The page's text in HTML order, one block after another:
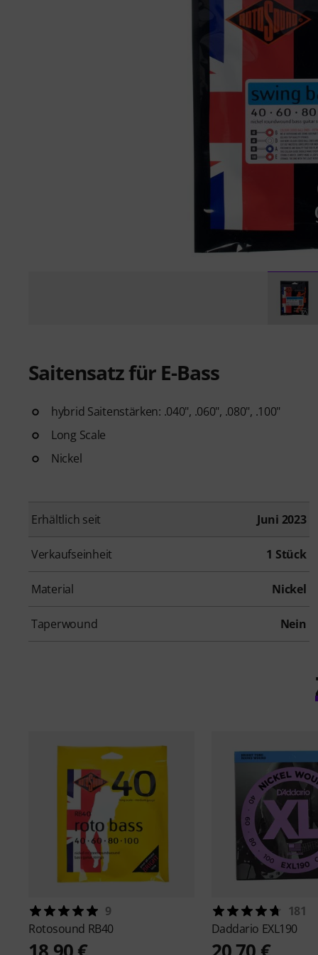
Saitensatz für E-Bass
hybrid Saitenstärken: .040", .060", .080", .100"
Long Scale
Nickel
Erhältlich seit Juni 2023
Verkaufseinheit 1 Stück
Material Nickel
Taperwound Nein
9
Rotosound RB40
181
Daddario EXL190